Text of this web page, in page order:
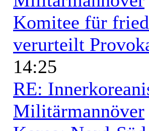
Komitee für
verurteilt
14:25
RE:
Militärmannöver